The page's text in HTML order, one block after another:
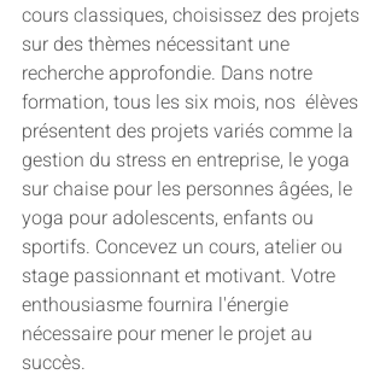
cours classiques, choisissez des projets
sur des thèmes nécessitant une
recherche approfondie. Dans notre
formation, tous les six mois, nos  élèves
présentent des projets variés comme la
gestion du stress en entreprise, le yoga
sur chaise pour les personnes âgées, le
yoga pour adolescents, enfants ou
sportifs. Concevez un cours, atelier ou
stage passionnant et motivant. Votre
enthousiasme fournira l'énergie
nécessaire pour mener le projet au
succès.